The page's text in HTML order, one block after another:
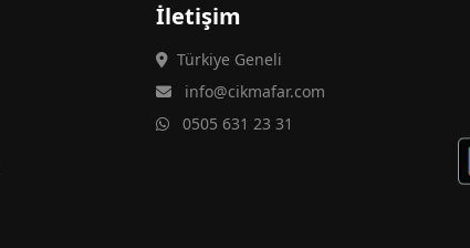
İletişim
Türkiye Geneli
info@cikmafar.com
0505 631 23 31